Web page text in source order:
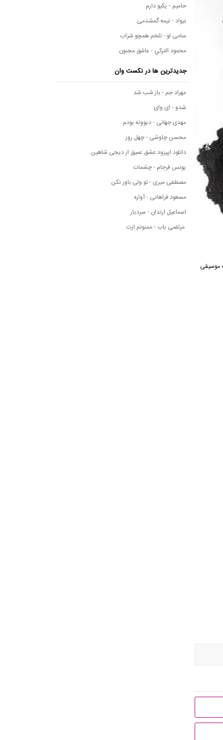
موسیقی
حامیم - یکیو دارم
نیواد - نیمه گمشدمی
سامی لو - تلخم همچو شراب
محمود التركي - عاشق مجنون
جدیدترین ها در نکست وان
مهراد جم - باز شب شد
شدو - ای وای
مهدی جهانی - دیوونه بودم
محسن چاوشی - چهل روز
دانلود اپیزود عشق عمیق از دیجی شاهین
یونس فرجام - چشمات
مصطفی میری - تو ولی باور نکن
مسعود فراهانی - آواره
اسماعیل ارندان - سردیار
مرتضی باب - ممنونم ازت